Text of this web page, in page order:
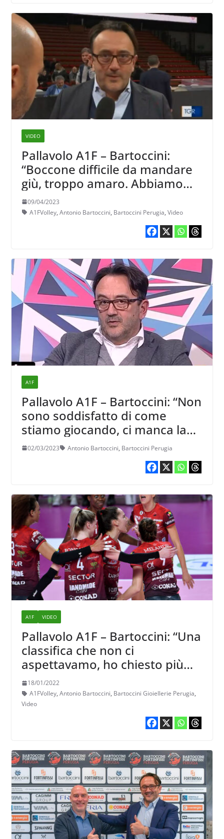
VIDEO
Pallavolo A1F – Bartoccini:
“Boccone difficile da mandare
giù, troppo amaro. Abbiamo
sprecato tantissimo, troppo”
09/04/2023
A1FVolley, Antonio Bartoccini, Bartoccini Perugia, Video
A1F
Pallavolo A1F – Bartoccini: “Non
sono soddisfatto di come
stiamo giocando, ci manca la
fame di lottare per la salvezza”
02/03/2023 Antonio Bartoccini, Bartoccini Perugia
A1F VIDEO
Pallavolo A1F – Bartoccini: “Una
classifica che non ci
aspettavamo, ho chiesto più
volte un cambio di passo”
18/01/2022
A1FVolley, Antonio Bartoccini, Bartoccini Gioiellerie Perugia,
Video